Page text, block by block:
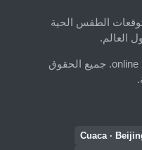
الطقس الحية
العالم.
حقوق النشر © الطقس.online 2026. جميع الحقوق
Cuaca ·